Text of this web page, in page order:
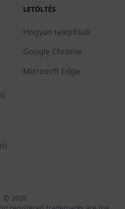
LETÖLTÉS
Hogyan telepítsük
Google Chrome
Microsoft Edge
© 2026